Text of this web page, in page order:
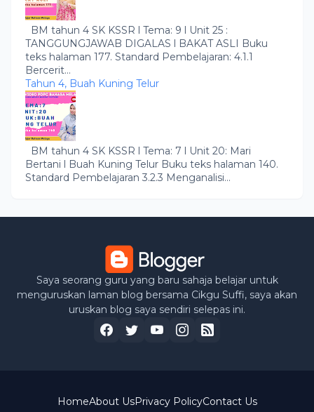
BM tahun 4 SK KSSR l Tema: 9 l Unit 25 :
TANGGUNGJAWAB DIGALAS l BAKAT ASLI Buku
teks halaman 177. Standard Pembelajaran: 4.1.1
Bercerit...
Tahun 4, Buah Kuning Telur
BM tahun 4 SK KSSR l Tema: 7 l Unit 20: Mari
Bertani l Buah Kuning Telur Buku teks halaman 140.
Standard Pembelajaran 3.2.3 Menganalisi...
Saya seorang guru yang baru sahaja belajar untuk
menguruskan laman blog bersama Cikgu Suffi, saya akan
uruskan blog saya sendiri selepas ini.
HomeAbout UsPrivacy PolicyContact Us